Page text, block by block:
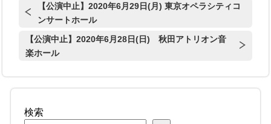
【公演中止】2020年6月29日(月) 東京オペラシティコ
ンサートホール
【公演中止】2020年6月28日(日) 秋田アトリオン音
楽ホール
検索